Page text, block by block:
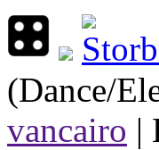
(Dance/
vancairo |